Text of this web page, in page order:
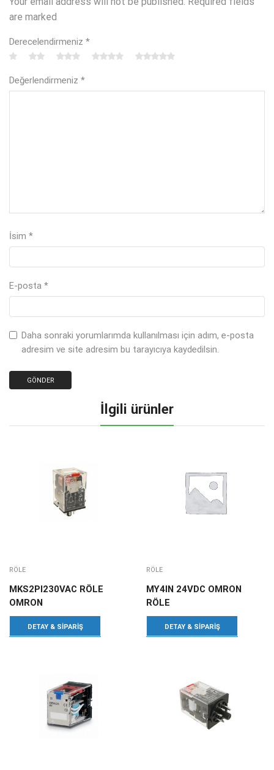
are marked
Derecelendirmeniz *
Değerlendirmeniz *
İsim *
E-posta *
Daha sonraki yorumlarımda kullanılması için adım, e-posta
adresim ve site adresim bu tarayıcıya kaydedilsin.
İlgili ürünler
RÖLE
MKS2PI230VAC RÖLE
OMRON
DETAY & SIPARIŞ
RÖLE
MY4IN 24VDC OMRON
RÖLE
DETAY & SIPARIŞ